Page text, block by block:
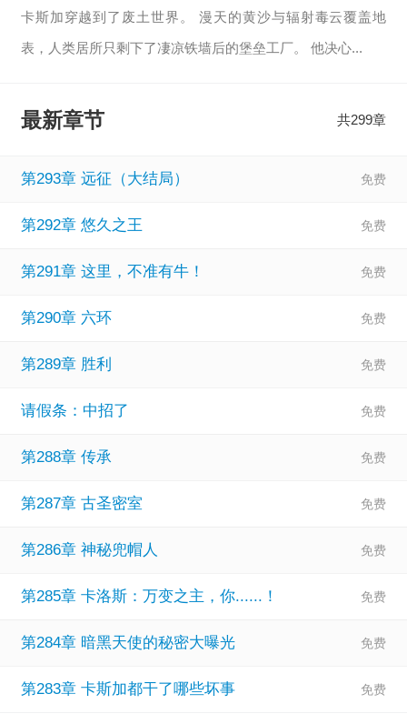
卡斯加穿越到了废土世界。 漫天的黄沙与辐射毒云覆盖地
表，人类居所只剩下了凄凉铁墙后的堡垒工厂。 他决心...
最新章节 共299章
第293章 远征（大结局）
第292章 悠久之王
第291章 这里，不准有牛！
第290章 六环
第289章 胜利
请假条：中招了
第288章 传承
第287章 古圣密室
第286章 神秘兜帽人
第285章 卡洛斯：万变之主，你......！
第284章 暗黑天使的秘密大曝光
第283章 卡斯加都干了哪些坏事